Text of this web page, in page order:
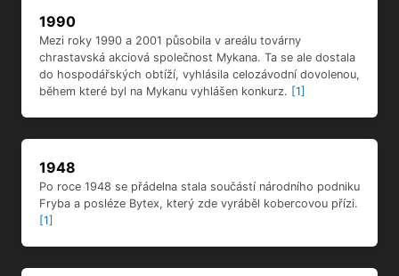
1990
Mezi roky 1990 a 2001 působila v areálu továrny
chrastavská akciová společnost Mykana. Ta se ale dostala
do hospodářských obtíží, vyhlásila celozávodní dovolenou,
během které byl na Mykanu vyhlášen konkurz. [1]
1948
Po roce 1948 se přádelna stala součástí národního podniku
Fryba a posléze Bytex, který zde vyráběl kobercovou přízi.
[1]